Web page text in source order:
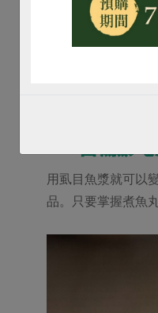
用虱目魚漿就可以
品。只要掌握煮魚